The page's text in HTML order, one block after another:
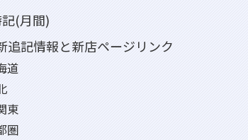
(月間)
記情報と新店ページリンク
道
東
圏